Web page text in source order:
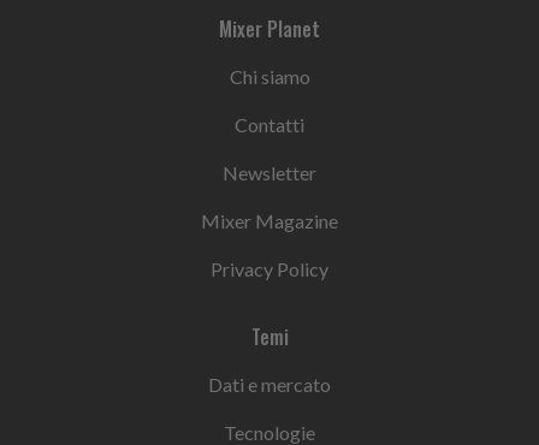
Mixer Planet
Chi siamo
Contatti
Newsletter
Mixer Magazine
Privacy Policy
Temi
Dati e mercato
Tecnologie